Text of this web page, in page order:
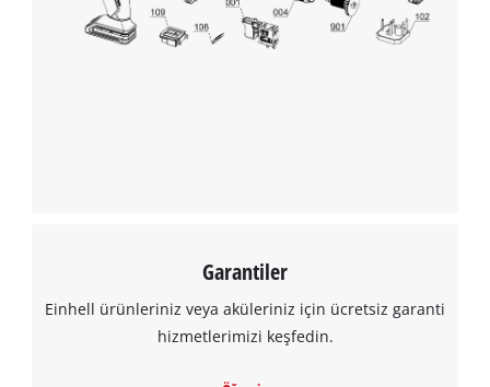
Garantiler
Einhell ürünleriniz veya aküleriniz için ücretsiz garanti
hizmetlerimizi keşfedin.